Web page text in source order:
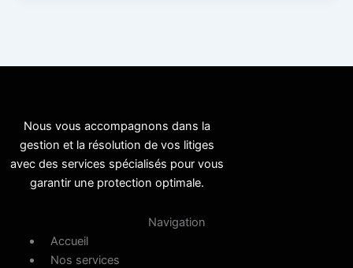
Nous vous accompagnons dans la
gestion et la résolution de vos litiges
avec des services spécialisés pour vous
garantir une protection optimale.
Navigation
Accueil
Nos services